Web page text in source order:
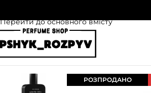
Перейти до основного вмісту
РОЗПРОДАНО